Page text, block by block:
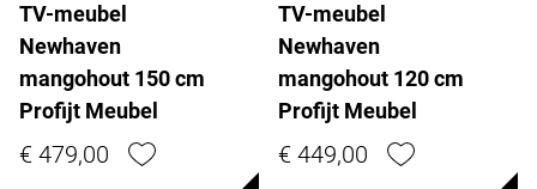
TV-meubel
Newhaven
mangohout 150 cm
Profijt Meubel
€ 479,00
TV-meubel
Newhaven
mangohout 120 cm
Profijt Meubel
€ 449,00